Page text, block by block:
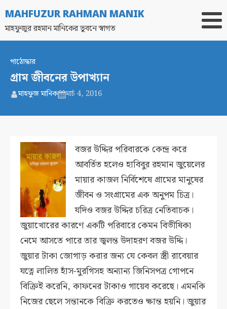
MAHFUZUR RAHMAN MANIK
মাহফুজুর রহমান মানিকের ভুবনে স্বাগত
পাঠোদ্ধার
গ্রাম জীবনের উপাখ্যান
মাহফুজ মানিক মার্চ 4, 2016
বজর উদ্দির পরিবারকে কেন্দ্র করে
আবর্তিত হলেও হাবিবুর রহমান জুয়েলের
মায়ার কাজল নির্বিশেষে গ্রামের মানুষের
জীবন ও সংগ্রামের এক অনুপম চিত্র।
যদিও বজর উদ্দির চরিত্র নেতিবাচক।
জুয়াখোরের কারণে একটি পরিবারে কেমন বিভীষিকা
নেমে আসতে পারে তার জ্বলন্ত উদাহরণ বজর উদ্দি।
জুয়ার টাকা জোগাড় করার জন্য যে কেবল স্ত্রী রাবেয়ার
যত্নে লালিত হাঁস-মুরগিসহ অন্যান্য জিনিসপত্র গোপনে
বিক্রিই করেনি, কাফনের টাকাও গায়েব করেছে। এমনকি
নিজের ছেলে সন্তানকে বিক্রি করতেও ক্ষান্ত হয়নি। জুয়ার